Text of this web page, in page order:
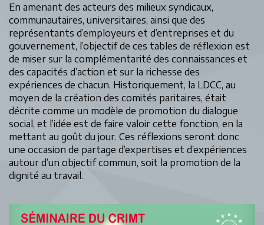
En amenant des acteurs des milieux syndicaux,
communautaires, universitaires, ainsi que des
représentants d’employeurs et d’entreprises et du
gouvernement, l’objectif de ces tables de réflexion est
de miser sur la complémentarité des connaissances et
des capacités d’action et sur la richesse des
expériences de chacun. Historiquement, la LDCC, au
moyen de la création des comités paritaires, était
décrite comme un modèle de promotion du dialogue
social, et l’idée est de faire valoir cette fonction, en la
mettant au goût du jour. Ces réflexions seront donc
une occasion de partage d’expertises et d’expériences
autour d’un objectif commun, soit la promotion de la
dignité au travail.